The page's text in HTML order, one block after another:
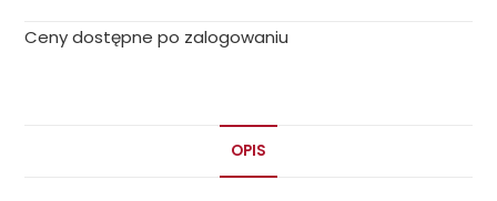
Ceny dostępne po zalogowaniu
OPIS